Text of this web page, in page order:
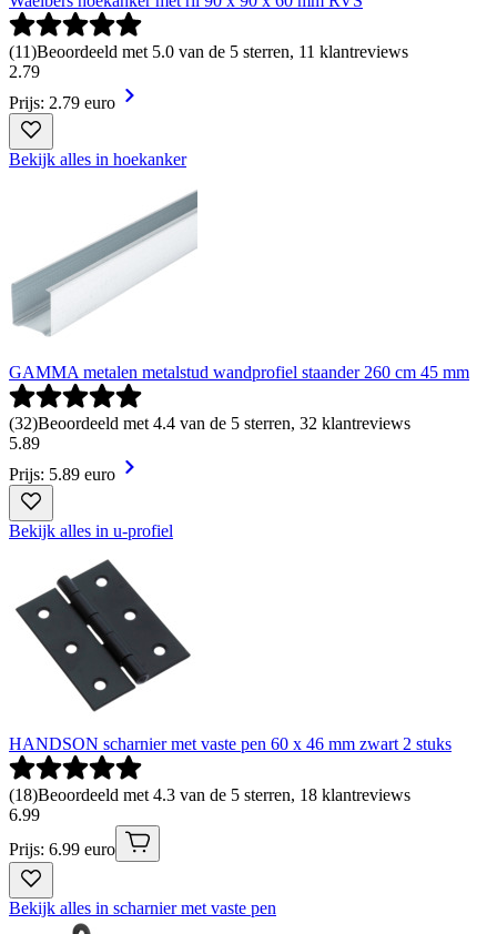
(11)Beoordeeld met 5.0 van de 5 sterren, 11 klantreviews
2.79
Prijs: 2.79 euro
Bekijk alles in hoekanker
GAMMA metalen metalstud wandprofiel staander 260 cm 45 mm
(32)Beoordeeld met 4.4 van de 5 sterren, 32 klantreviews
5.89
Prijs: 5.89 euro
Bekijk alles in u-profiel
HANDSON scharnier met vaste pen 60 x 46 mm zwart 2 stuks
(18)Beoordeeld met 4.3 van de 5 sterren, 18 klantreviews
6.99
Prijs: 6.99 euro
Bekijk alles in scharnier met vaste pen